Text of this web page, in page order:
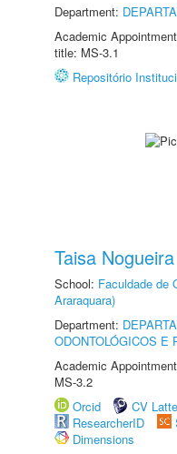
Department:
Academic
title: MS-3.1
Repositório
Taisa
School: Faculdade de
Araraquara)
Department:
ODONTOLÓGICOS E
Academic
MS-3.2
Orcid
CV
ResearcherID
Dimensions